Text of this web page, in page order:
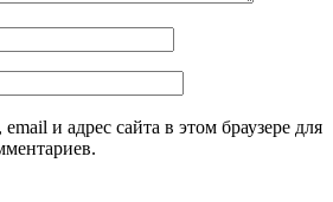
и адрес сайта в этом браузере для